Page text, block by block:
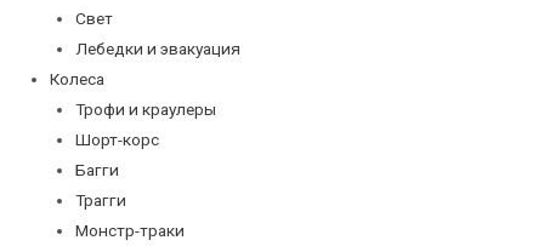
Свет
Лебедки и эвакуация
Колеса
Трофи и краулеры
Шорт-корс
Багги
Трагги
Монстр-траки